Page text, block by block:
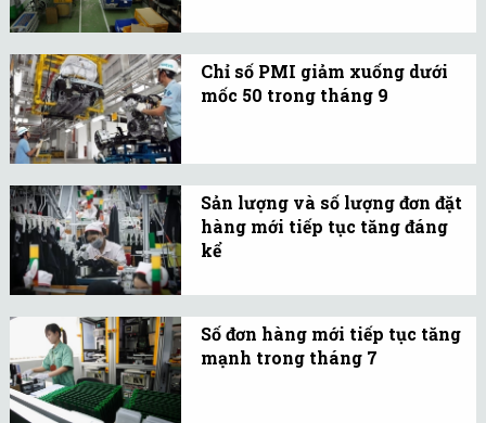
Global đạt kết quả 51,2
trong tháng 10, tăng so
9.
Chỉ số PMI giảm xuống dưới
mốc 50 trong tháng 9
mua hàng và tồn kho
hàng hóa đầu vào đều
giảm.
Sản lượng và số lượng đơn đặt
hàng mới tiếp tục tăng đáng
kể
xuất Việt Nam của S&P
Global đạt 52,4 điểm
Số đơn hàng mới tiếp tục tăng
mạnh trong tháng 7